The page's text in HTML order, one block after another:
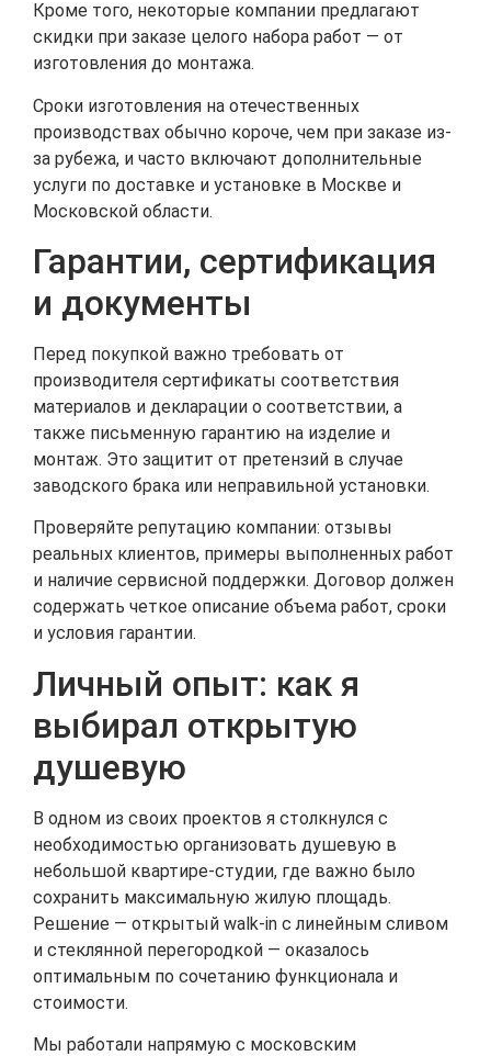
Кроме того, некоторые компании предлагают
скидки при заказе целого набора работ — от
изготовления до монтажа.
Сроки изготовления на отечественных
производствах обычно короче, чем при заказе из-
за рубежа, и часто включают дополнительные
услуги по доставке и установке в Москве и
Московской области.
Гарантии, сертификация
и документы
Перед покупкой важно требовать от
производителя сертификаты соответствия
материалов и декларации о соответствии, а
также письменную гарантию на изделие и
монтаж. Это защитит от претензий в случае
заводского брака или неправильной установки.
Проверяйте репутацию компании: отзывы
реальных клиентов, примеры выполненных работ
и наличие сервисной поддержки. Договор должен
содержать четкое описание объема работ, сроки
и условия гарантии.
Личный опыт: как я
выбирал открытую
душевую
В одном из своих проектов я столкнулся с
необходимостью организовать душевую в
небольшой квартире-студии, где важно было
сохранить максимальную жилую площадь.
Решение — открытый walk-in с линейным сливом
и стеклянной перегородкой — оказалось
оптимальным по сочетанию функционала и
стоимости.
Мы работали напрямую с московским